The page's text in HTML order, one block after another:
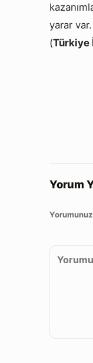
yarar var.
(Türkiye
Yorum
Yorum